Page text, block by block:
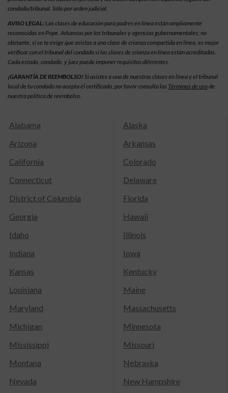
condado/tribunal. Sólo por orden judicial.
AVISO LEGAL:Las clases de educación para padres en línea están ampliamente
reconocidas en Pope, Arkansas por los tribunales y agencias gubernamentales; no
obstante, si se te exige que asistas a una clase de crianza compartida en línea, es mejor
verificar con el tribunal del condado si las clases de crianza en línea están acreditadas.
Cada estado, condado, y juez puede imponer requisitos diferentes.
¡GARANTÍA DE REEMBOLSO! Si asistes a una de nuestras clases en línea y el tribunal
local de tu condado no acepta el certificado, por favor consulta las Términos de usode
nuestra política de reembolso.
Alabama
Alaska
Arizona
Arkansas
California
Colorado
Connecticut
Delaware
District of Columbia
Florida
Georgia
Hawaii
Idaho
Illinois
Indiana
Iowa
Kansas
Kentucky
Louisiana
Maine
Maryland
Massachusetts
Michigan
Minnesota
Mississippi
Missouri
Montana
Nebraska
Nevada
New Hampshire